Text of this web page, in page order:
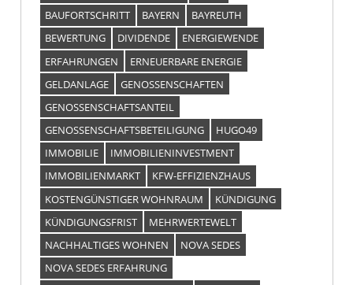
BAUFORTSCHRITT
BAYERN
BAYREUTH
BEWERTUNG
DIVIDENDE
ENERGIEWENDE
ERFAHRUNGEN
ERNEUERBARE ENERGIE
GELDANLAGE
GENOSSENSCHAFTEN
GENOSSENSCHAFTSANTEIL
GENOSSENSCHAFTSBETEILIGUNG
HUGO49
IMMOBILIE
IMMOBILIENINVESTMENT
IMMOBILIENMARKT
KFW-EFFIZIENZHAUS
KOSTENGÜNSTIGER WOHNRAUM
KÜNDIGUNG
KÜNDIGUNGSFRIST
MEHRWERTEWELT
NACHHALTIGES WOHNEN
NOVA SEDES
NOVA SEDES ERFAHRUNG